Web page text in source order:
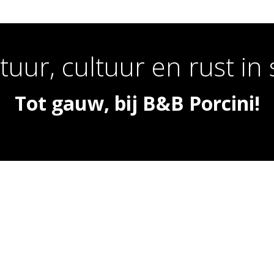
cultuur en rust in
Tot gauw, bij B&B Porcini!